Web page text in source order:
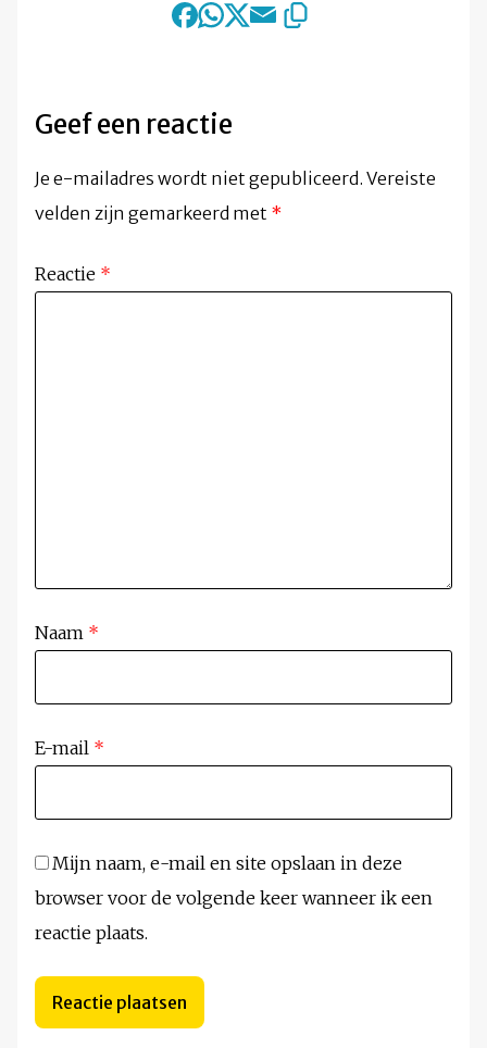
Geef een reactie
Je e-mailadres wordt niet gepubliceerd. Vereiste
velden zijn gemarkeerd met *
Reactie *
Naam *
E-mail *
Mijn naam, e-mail en site opslaan in deze
browser voor de volgende keer wanneer ik een
reactie plaats.